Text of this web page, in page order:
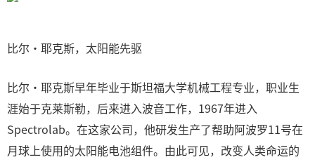
比尔·耶克斯，太阳能先驱
比尔·耶克斯早年毕业于斯坦福大学机械工程专业，职业生
涯始于克莱斯勒，后来进入波音工作，1967年进入
Spectrolab。在这家公司，他研发生产了帮助阿波罗11号在
月球上使用的太阳能电池组件。由此可见，改变人类命运的